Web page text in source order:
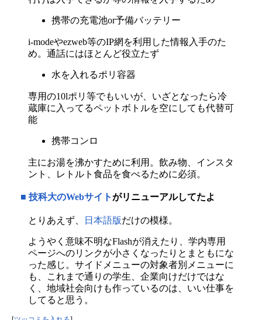
携帯の充電池or予備バッテリー
i-modeやezweb等のIP網を利用した情報入手のた
め。通話にはほとんど役立たず
水を入れるポリ容器
専用の10lポリ等でもいいが、いざとなったら冷
蔵庫に入ってるペットボトルを空にしても代替可
能
携帯コンロ
主にお湯を沸かすために利用。飲み物、インスタ
ント、レトルト食品を食べるために必須。
■ 技科大のWebサイトがリニューアルしてたよ
とりあえず、 日本語版だけの模様。
ようやく意味不明なFlashが消えたり、学内専用
ページへのリンクが小さくなったりとまともにな
った感じ。サイドメニューの対象者別メニューに
も、これまで通りの学生、企業向けだけではな
く、地域社会向けも作っているのは、いい仕事を
してると思う。